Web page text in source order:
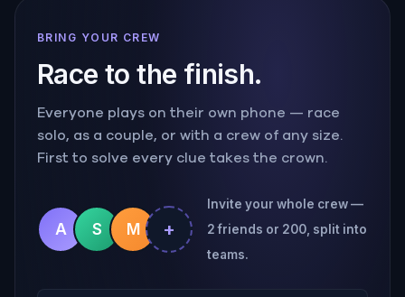
BRING YOUR CREW
Race to the finish.
Everyone plays on their own phone — race
solo, as a couple, or with a crew of any size.
First to solve every clue takes the crown.
A S M +
Invite your whole crew —
2 friends or 200, split into
teams.